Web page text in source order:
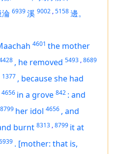
淪 6939溪 9002 ,5158邊。
4601 the mother
, he removed 5493 ,8689
1377 , because she had
4656 in a grove 842 : and
8799 her idol 4656 , and
burnt 8313 ,8799 itat
. [mother: that is,